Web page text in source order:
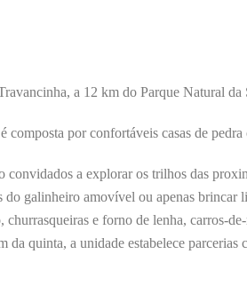
a 12 km do Parque Natural
composta por confortáveis casas de
convidados a explorar os trilhos das
do galinheiro amovível ou apenas
churrasqueiras e forno de lenha, carros-
da quinta, a unidade estabelece